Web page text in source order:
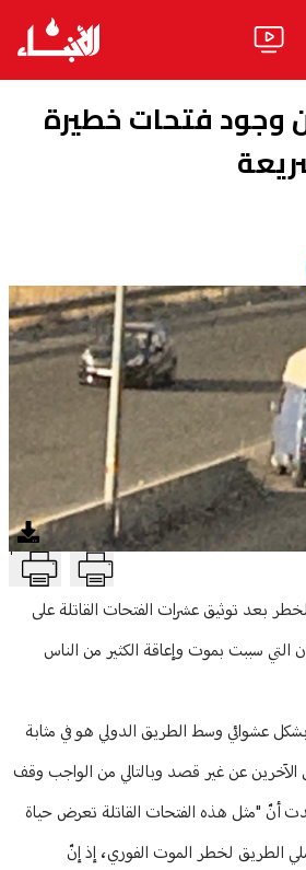
وجود فتحات خطيرة
خطيرة على الطرق السريعة T
بعد توثيق عشرات الفتحات القاتلة على
التي سببت بموت وإعاقة الكثير من الناس
عشوائي وسط الطريق الدولي هو في مثابة
الآخرين عن غير قصد وبالتالي من الواجب وقف
أنّ "مثل هذه الفتحات القاتلة تعرض حياة
الطريق لخطر الموت الفوري، إذ إنّ